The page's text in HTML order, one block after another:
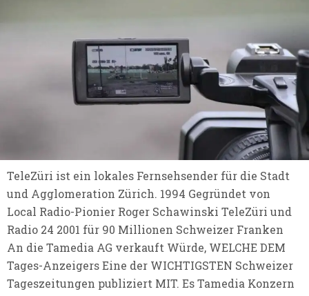
TeleZüri ist ein lokales Fernsehsender für die Stadt
und Agglomeration Zürich. 1994 Gegründet von
Local Radio-Pionier Roger Schawinski TeleZüri und
Radio 24 2001 für 90 Millionen Schweizer Franken
An die Tamedia AG verkauft Würde, WELCHE DEM
Tages-Anzeigers Eine der WICHTIGSTEN Schweizer
Tageszeitungen publiziert MIT. Es Tamedia Konzern